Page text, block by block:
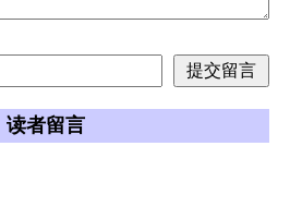
读者留言